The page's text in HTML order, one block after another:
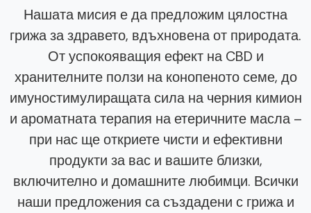
Нашата мисия е да предложим цялостна
грижа за здравето, вдъхновена от природата.
От успокояващия ефект на CBD и
хранителните ползи на конопеното семе, до
имуностимулиращата сила на черния кимион
и ароматната терапия на етеричните масла –
при нас ще откриете чисти и ефективни
продукти за вас и вашите близки,
включително и домашните любимци. Всички
наши предложения са създадени с грижа и